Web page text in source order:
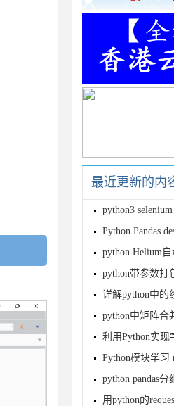
最近更新的内
Python Pandas
python Helium
python带参数打
详解python中的
Python模块学习
python pandas分